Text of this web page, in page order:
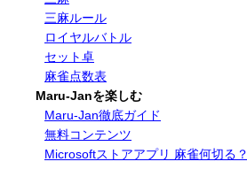
三麻ルール
ロイヤルバトル
セット卓
麻雀点数表
Maru-Janを楽しむ
Maru-Jan徹底ガイド
無料コンテンツ
Microsoftストアアプリ 麻雀何切る？